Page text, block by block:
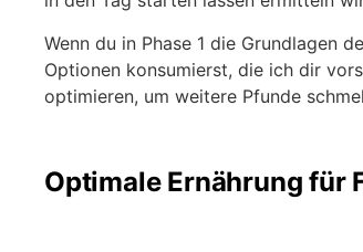
Wenn du in Phase 1 die Grundlagen
Optionen konsumierst, die ich dir
optimieren, um weitere Pfunde
Optimale Ernährung für